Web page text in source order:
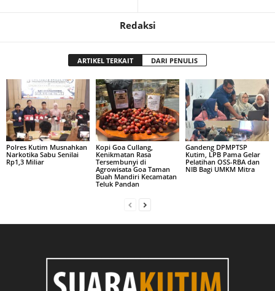
Redaksi
ARTIKEL TERKAIT DARI PENULIS
Polres Kutim Musnahkan
Narkotika Sabu Senilai
Rp1,3 Miliar
Kopi Goa Cullang,
Kenikmatan Rasa
Tersembunyi di
Agrowisata Goa Taman
Buah Mandiri Kecamatan
Teluk Pandan
Gandeng DPMPTSP
Kutim, LPB Pama Gelar
Pelatihan OSS-RBA dan
NIB Bagi UMKM Mitra